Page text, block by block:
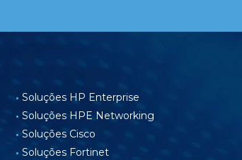
Soluções HP Enterprise
Soluções HPE Networking
Soluções Cisco
Soluções Fortinet